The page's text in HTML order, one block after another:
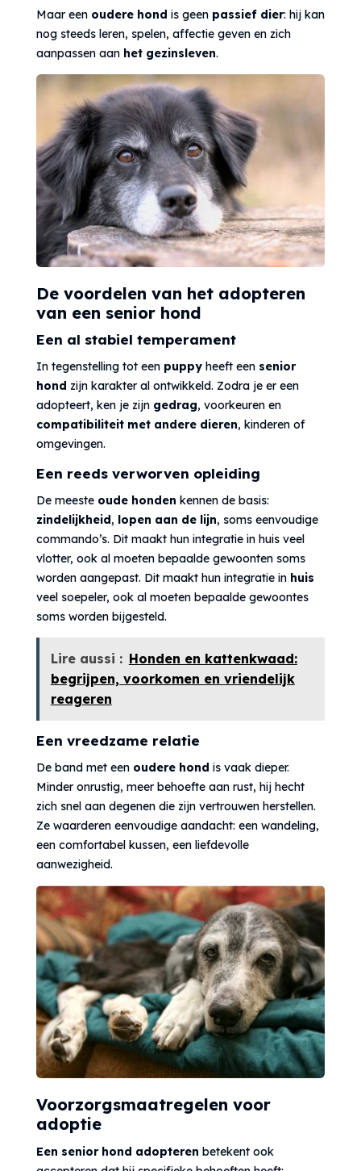
Maar een oudere hond is geen passief dier: hij kan
nog steeds leren, spelen, affectie geven en zich
aanpassen aan het gezinsleven.
De voordelen van het adopteren
van een senior hond
Een al stabiel temperament
In tegenstelling tot een puppyheeft een senior
hond zijn karakter al ontwikkeld. Zodra je er een
adopteert, ken je zijn gedrag, voorkeuren en
compatibiliteit met andere dieren, kinderen of
omgevingen.
Een reeds verworven opleiding
De meeste oude honden kennen de basis:
zindelijkheid, lopen aan de lijn, soms eenvoudige
commando’s. Dit maakt hun integratie in huis veel
vlotter, ook al moeten bepaalde gewoonten soms
worden aangepast. Dit maakt hun integratie in huis
veel soepeler, ook al moeten bepaalde gewoontes
soms worden bijgesteld.
Lire aussi : Honden en kattenkwaad:
begrijpen, voorkomen en vriendelijk
reageren
Een vreedzame relatie
De band met een oudere hond is vaak dieper.
Minder onrustig, meer behoefte aan rust, hij hecht
zich snel aan degenen die zijn vertrouwen herstellen.
Ze waarderen eenvoudige aandacht: een wandeling,
een comfortabel kussen, een liefdevolle
aanwezigheid.
Voorzorgsmaatregelen voor
adoptie
Een senior hond adopteren betekent ook